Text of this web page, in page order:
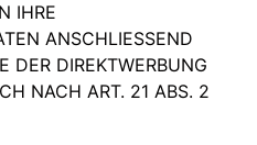
IHRE
ANSCHLIESSEND
DER DIREKTWERBUNG
NACH ART. 21 ABS. 2